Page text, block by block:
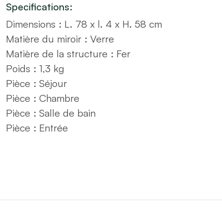
Specifications:
Dimensions : L. 78 x l. 4 x H. 58 cm
Matière du miroir : Verre
Matière de la structure : Fer
Poids : 1,3 kg
Pièce : Séjour
Pièce : Chambre
Pièce : Salle de bain
Pièce : Entrée